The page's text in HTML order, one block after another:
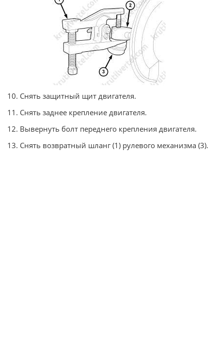
10. Снять защитный щит двигателя.
11. Снять заднее крепление двигателя.
12. Вывернуть болт переднего крепления двигателя.
13. Снять возвратный шланг (1) рулевого механизма (3).